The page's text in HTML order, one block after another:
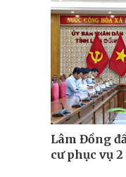
Lâm Đồng
cư phục vụ